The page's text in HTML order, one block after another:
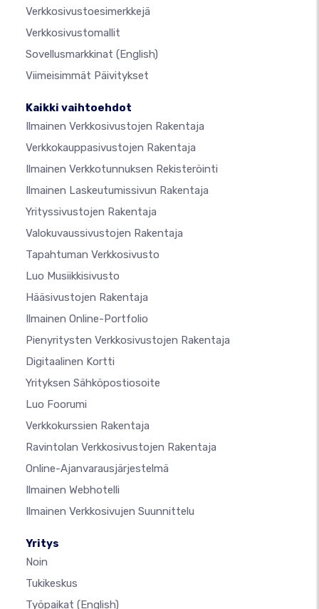
Verkkosivustoesimerkkejä
Verkkosivustomallit
Sovellusmarkkinat (English)
Viimeisimmät Päivitykset
Kaikki vaihtoehdot
Ilmainen Verkkosivustojen Rakentaja
Verkkokauppasivustojen Rakentaja
Ilmainen Verkkotunnuksen Rekisteröinti
Ilmainen Laskeutumissivun Rakentaja
Yrityssivustojen Rakentaja
Valokuvaussivustojen Rakentaja
Tapahtuman Verkkosivusto
Luo Musiikkisivusto
Hääsivustojen Rakentaja
Ilmainen Online-Portfolio
Pienyritysten Verkkosivustojen Rakentaja
Digitaalinen Kortti
Yrityksen Sähköpostiosoite
Luo Foorumi
Verkkokurssien Rakentaja
Ravintolan Verkkosivustojen Rakentaja
Online-Ajanvarausjärjestelmä
Ilmainen Webhotelli
Ilmainen Verkkosivujen Suunnittelu
Yritys
Noin
Tukikeskus
Työpaikat (English)